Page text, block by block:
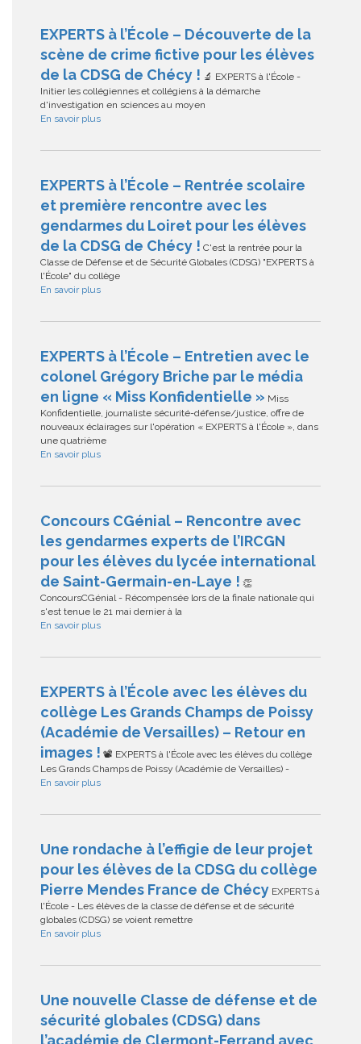
EXPERTS à l’École – Découverte de la
scène de crime fictive pour les élèves
de la CDSG de Chécy ! 🔬 EXPERTS à l'École -
Initier les collégiennes et collégiens à la démarche
d'investigation en sciences au moyen
En savoir plus
EXPERTS à l’École – Rentrée scolaire
et première rencontre avec les
gendarmes du Loiret pour les élèves
de la CDSG de Chécy ! C'est la rentrée pour la
Classe de Défense et de Sécurité Globales (CDSG) "EXPERTS à
l'École" du collège
En savoir plus
EXPERTS à l’École – Entretien avec le
colonel Grégory Briche par le média
en ligne « Miss Konfidentielle » Miss
Konfidentielle, journaliste sécurité-défense/justice, offre de
nouveaux éclairages sur l'opération « EXPERTS à l'École », dans
une quatrième
En savoir plus
Concours CGénial – Rencontre avec
les gendarmes experts de l’IRCGN
pour les élèves du lycée international
de Saint-Germain-en-Laye ! 👏
ConcoursCGénial - Récompensée lors de la finale nationale qui
s'est tenue le 21 mai dernier à la
En savoir plus
EXPERTS à l’École avec les élèves du
collège Les Grands Champs de Poissy
(Académie de Versailles) – Retour en
images ! 📽️ EXPERTS à l'École avec les élèves du collège
Les Grands Champs de Poissy (Académie de Versailles) -
En savoir plus
Une rondache à l’effigie de leur projet
pour les élèves de la CDSG du collège
Pierre Mendes France de Chécy EXPERTS à
l'École - Les élèves de la classe de défense et de sécurité
globales (CDSG) se voient remettre
En savoir plus
Une nouvelle Classe de défense et de
sécurité globales (CDSG) dans